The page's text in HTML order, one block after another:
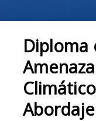
Diploma